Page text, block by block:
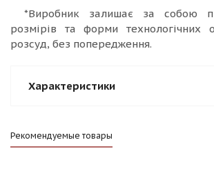
*Виробник залишає за собою
розмірів та форми технологічних
розсуд, без попередження.
Характеристики
Рекомендуемые товары